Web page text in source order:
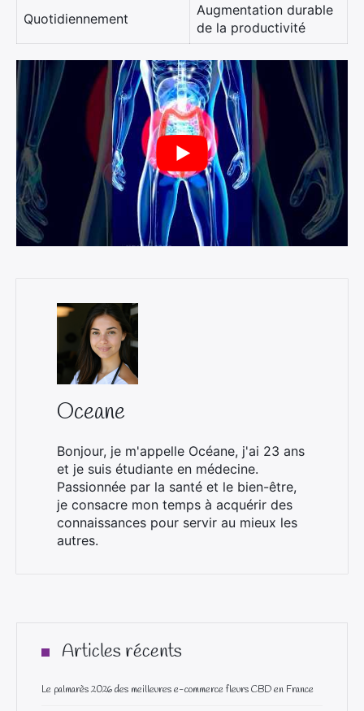
Quotidiennement
Augmentation durable
de la productivité
Oceane
Bonjour, je m'appelle Océane, j'ai 23 ans
et je suis étudiante en médecine.
Passionnée par la santé et le bien-être,
je consacre mon temps à acquérir des
connaissances pour servir au mieux les
autres.
Articles récents
Le palmarès 2026 des meilleures e-commerce fleurs CBD en France